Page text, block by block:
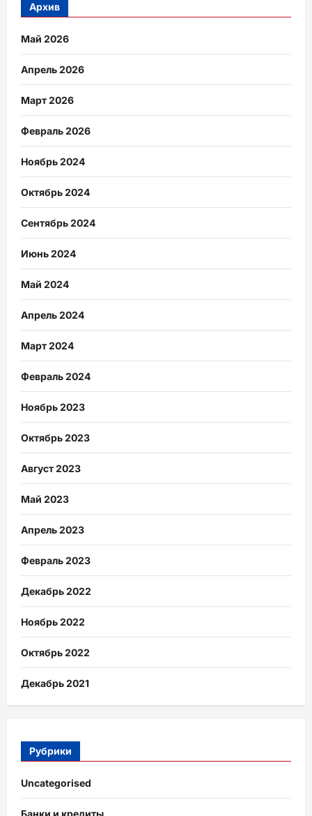
Архив
Май 2026
Апрель 2026
Март 2026
Февраль 2026
Ноябрь 2024
Октябрь 2024
Сентябрь 2024
Июнь 2024
Май 2024
Апрель 2024
Март 2024
Февраль 2024
Ноябрь 2023
Октябрь 2023
Август 2023
Май 2023
Апрель 2023
Февраль 2023
Декабрь 2022
Ноябрь 2022
Октябрь 2022
Декабрь 2021
Рубрики
Uncategorised
Банки и кредиты